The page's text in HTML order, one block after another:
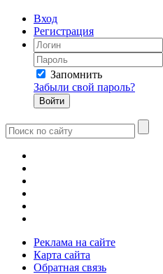
Вход
Регистрация
Запомнить
Забыли свой пароль?
Реклама на сайте
Карта сайта
Обратная связь